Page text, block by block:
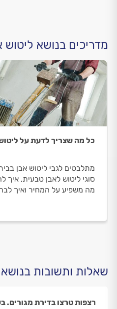
מדריכים בנושא ליטוש
כל מה שצריך לדעת על
מתלבטים לגבי ליטוש אבן
סוגי ליטוש לאבן טבעית, איך
מה משפיע על המחיר ואיך
שאלות ותשובות
רצפות טרצו בדירת מגורים.